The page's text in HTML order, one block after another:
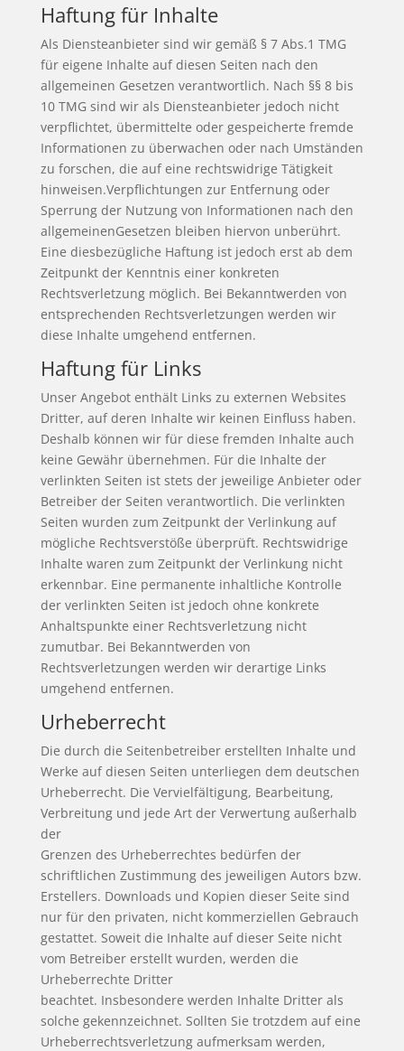
Haftung für Inhalte
Als Diensteanbieter sind wir gemäß § 7 Abs.1 TMG
für eigene Inhalte auf diesen Seiten nach den
allgemeinen Gesetzen verantwortlich. Nach §§ 8 bis
10 TMG sind wir als Diensteanbieter jedoch nicht
verpflichtet, übermittelte oder gespeicherte fremde
Informationen zu überwachen oder nach Umständen
zu forschen, die auf eine rechtswidrige Tätigkeit
hinweisen.Verpflichtungen zur Entfernung oder
Sperrung der Nutzung von Informationen nach den
allgemeinenGesetzen bleiben hiervon unberührt.
Eine diesbezügliche Haftung ist jedoch erst ab dem
Zeitpunkt der Kenntnis einer konkreten
Rechtsverletzung möglich. Bei Bekanntwerden von
entsprechenden Rechtsverletzungen werden wir
diese Inhalte umgehend entfernen.
Haftung für Links
Unser Angebot enthält Links zu externen Websites
Dritter, auf deren Inhalte wir keinen Einfluss haben.
Deshalb können wir für diese fremden Inhalte auch
keine Gewähr übernehmen. Für die Inhalte der
verlinkten Seiten ist stets der jeweilige Anbieter oder
Betreiber der Seiten verantwortlich. Die verlinkten
Seiten wurden zum Zeitpunkt der Verlinkung auf
mögliche Rechtsverstöße überprüft. Rechtswidrige
Inhalte waren zum Zeitpunkt der Verlinkung nicht
erkennbar. Eine permanente inhaltliche Kontrolle
der verlinkten Seiten ist jedoch ohne konkrete
Anhaltspunkte einer Rechtsverletzung nicht
zumutbar. Bei Bekanntwerden von
Rechtsverletzungen werden wir derartige Links
umgehend entfernen.
Urheberrecht
Die durch die Seitenbetreiber erstellten Inhalte und
Werke auf diesen Seiten unterliegen dem deutschen
Urheberrecht. Die Vervielfältigung, Bearbeitung,
Verbreitung und jede Art der Verwertung außerhalb
der
Grenzen des Urheberrechtes bedürfen der
schriftlichen Zustimmung des jeweiligen Autors bzw.
Erstellers. Downloads und Kopien dieser Seite sind
nur für den privaten, nicht kommerziellen Gebrauch
gestattet. Soweit die Inhalte auf dieser Seite nicht
vom Betreiber erstellt wurden, werden die
Urheberrechte Dritter
beachtet. Insbesondere werden Inhalte Dritter als
solche gekennzeichnet. Sollten Sie trotzdem auf eine
Urheberrechtsverletzung aufmerksam werden,